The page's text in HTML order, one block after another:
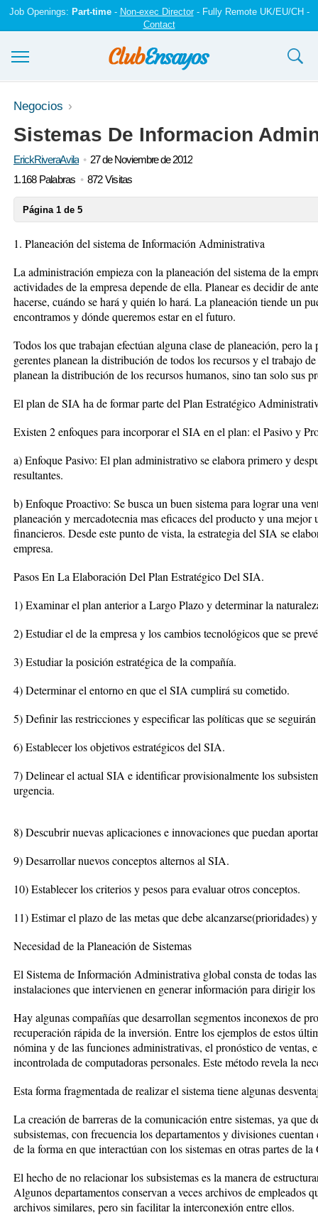
Job Openings: Part-time- Non-exec Director- Fully Remote UK/EU/CH -
Contact
Ensayos y trabajos
Registrarse
Iniciar sesión
Negocios
Sistemas De Informacion
ErickRiveraAvila
27 de Noviembre de 2012
1.168 Palabras
872 Visitas
Página 1 de 5
1. Planeación del sistema de Información Administrativa
La administración empieza con la planeación del sistema de la
actividades de la empresa depende de ella. Planear es decidir de
hacerse, cuándo se hará y quién lo hará. La planeación tiende un
encontramos y dónde queremos estar en el futuro.
Todos los que trabajan efectúan alguna clase de planeación, pero
gerentes planean la distribución de todos los recursos y el trabajo
planean la distribución de los recursos humanos, sino tan solo sus
El plan de SIA ha de formar parte del Plan Estratégico
Existen 2 enfoques para incorporar el SIA en el plan: el Pasivo y
a) Enfoque Pasivo: El plan administrativo se elabora primero y
resultantes.
b) Enfoque Proactivo: Se busca un buen sistema para lograr una
planeación y mercadotecnia mas eficaces del producto y una
financieros. Desde este punto de vista, la estrategia del SIA se
empresa.
Pasos En La Elaboración Del Plan Estratégico Del SIA.
1) Examinar el plan anterior a Largo Plazo y determinar la
2) Estudiar el de la empresa y los cambios tecnológicos que se
3) Estudiar la posición estratégica de la compañía.
4) Determinar el entorno en que el SIA cumplirá su cometido.
5) Definir las restricciones y especificar las políticas que se
6) Establecer los objetivos estratégicos del SIA.
7) Delinear el actual SIA e identificar provisionalmente los
urgencia.
8) Descubrir nuevas aplicaciones e innovaciones que puedan
9) Desarrollar nuevos conceptos alternos al SIA.
10) Establecer los criterios y pesos para evaluar otros conceptos.
11) Estimar el plazo de las metas que debe alcanzarse(prioridades)
Necesidad de la Planeación de Sistemas
El Sistema de Información Administrativa global consta de todas
instalaciones que intervienen en generar información para dirigir
Hay algunas compañías que desarrollan segmentos inconexos de
recuperación rápida de la inversión. Entre los ejemplos de estos
nómina y de las funciones administrativas, el pronóstico de
incontrolada de computadoras personales. Este método revela la
Esta forma fragmentada de realizar el sistema tiene algunas
La creación de barreras de la comunicación entre sistemas, ya que
subsistemas, con frecuencia los departamentos y divisiones
de la forma en que interactúan con los sistemas en otras partes de
El hecho de no relacionar los subsistemas es la manera de
Algunos departamentos conservan a veces archivos de empleados
archivos similares, pero sin facilitar la interconexión entre ellos.